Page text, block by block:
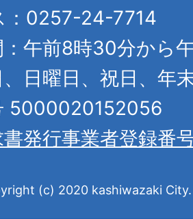
：0257-24-7714
：午前8時30分から
、日曜日、祝日、年
5000020152056
発行事業者登録番
(c) 2020 kashiwazaki